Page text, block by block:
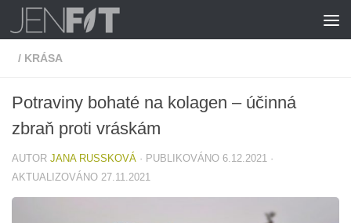
Skip to content
/ KRÁSA
Potraviny bohaté na kolagen – účinná
zbraň proti vráskám
AUTOR JANA RUSSKOVÁ · PUBLIKOVÁNO 6.12.2021 ·
AKTUALIZOVÁNO 27.11.2021